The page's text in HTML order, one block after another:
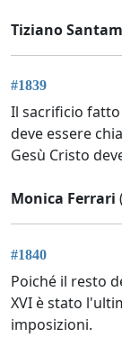
Tiziano
#1839
Il sacrificio fatto
deve essere
Gesù Cristo
Monica Ferrari
#1840
Poiché il resto
XVI è stato
imposizioni.